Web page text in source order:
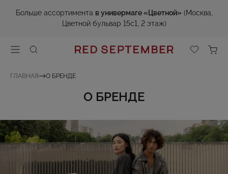
Больше ассортимента в универмаге «Цветной» (Москва,
Цветной бульвар 15с1, 2 этаж)
ГЛАВНАЯ О БРЕНДЕ
О БРЕНДЕ